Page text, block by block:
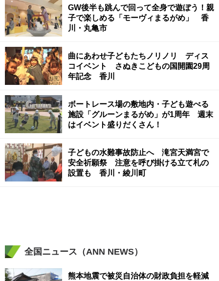
GW後半も跳んで回って全身で遊ぼう！親
子で楽しめる「モーヴィまるがめ」 香
川・丸亀市
曲にあわせ子どもたちノリノリ ディス
コイベント さぬきこどもの国開園29周
年記念 香川
ボートレース場の敷地内・子ども遊べる
施設「グルーンまるがめ」が1周年 週末
はイベント盛りだくさん！
子どもの水難事故防止へ 滝宮天満宮で
安全祈願祭 注意を呼び掛ける立て札の
設置も 香川・綾川町
全国ニュース（ANN NEWS）
熊本地震で被災自治体の財政負担を軽減